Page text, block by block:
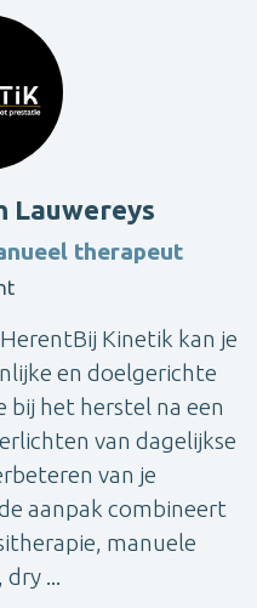
Lauwereys
therapeut
Kinetik kan je
en doelgerichte
bij het herstel na een
van dagelijkse
van je
aanpak combineert
manuele
...